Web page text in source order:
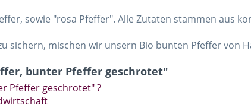
sowie "rosa Pfeffer". Alle Zutaten stammen aus
sichern, mischen wir unsern Bio bunten Pfeffer von
bunter Pfeffer geschrotet"
Pfeffer geschrotet" ?